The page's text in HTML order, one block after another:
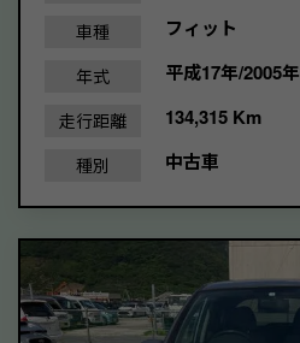
車種 フィット
年式 平成17年/2005年
走行距離 134,315 Km
種別 中古車